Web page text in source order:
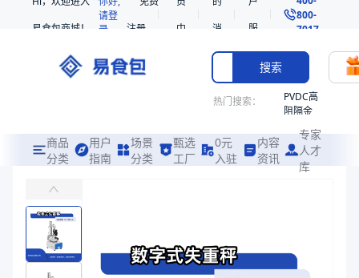
易食包商城！
请登
录
注册
中
消
息
服
务
800-
7017
搜索
热门搜索：
PVDC高
阻隔金
共挤热
收缩袋
221360
商品
分类
用户
指南
场景
分类
甄选
工厂
0元
入驻
内容
资讯
专家
人才
库
主要应用于助剂、抗氧化剂等物料
易食包（EPAK）专注于数字式失重秤(0.1-100L/H)包装，提供详尽的
产品卖点：双电机直联转动机构、螺旋与出料腔内壁设计最优间隙值、
应用场景：主要应用于助剂、抗氧化剂等物料